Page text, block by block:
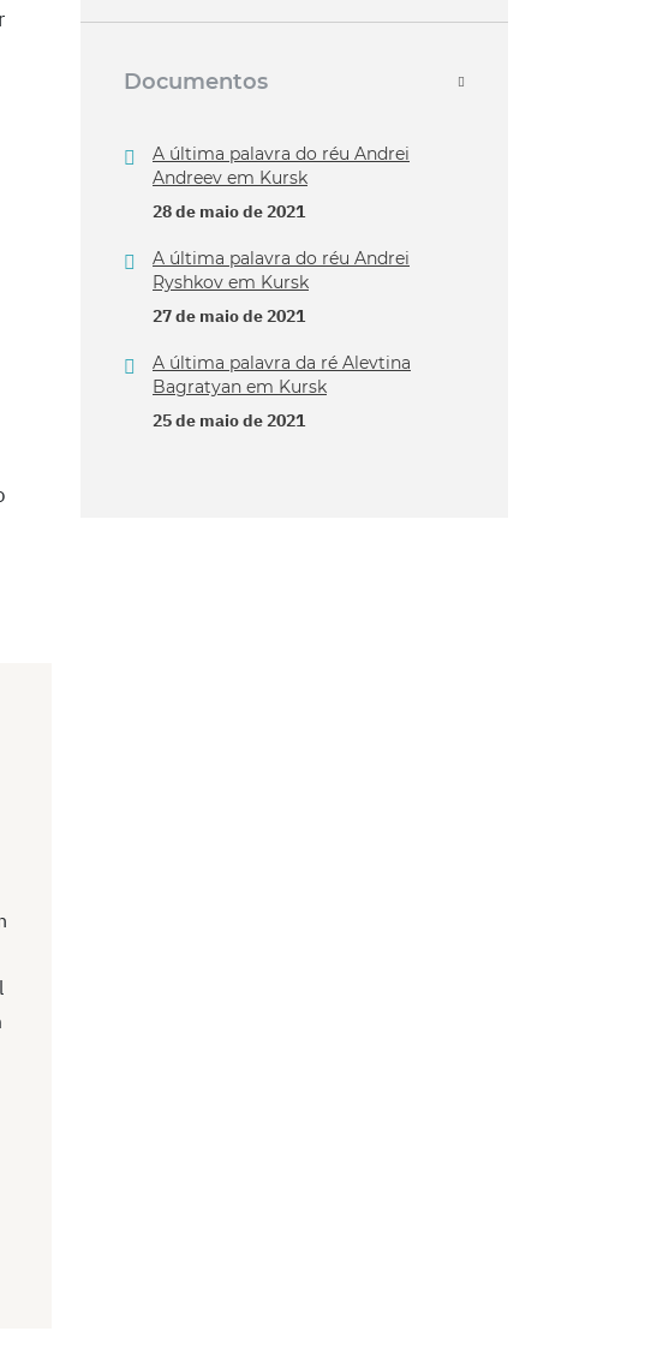
Documentos
A última palavra do réu Andrei
Andreev em Kursk
28 de maio de 2021
A última palavra do réu Andrei
Ryshkov em Kursk
27 de maio de 2021
A última palavra da ré Alevtina
Bagratyan em Kursk
25 de maio de 2021